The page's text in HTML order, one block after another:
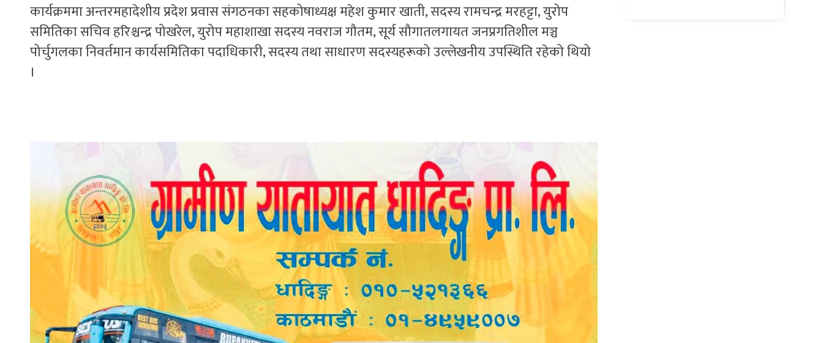
कार्यक्रममा अन्तरमहादेशीय प्रदेश प्रवास संगठनका सहकोषाध्यक्ष महेश कुमार खाती, सदस्य रामचन्द्र मरहट्टा, युरोप
समितिका सचिव हरिश्चन्द्र पोखरेल, युरोप महाशाखा सदस्य नवराज गौतम, सूर्य सौगातलगायत जनप्रगतिशील मञ्च
पोर्चुगलका निवर्तमान कार्यसमितिका पदाधिकारी, सदस्य तथा साधारण सदस्यहरूको उल्लेखनीय उपस्थिति रहेको थियो
।